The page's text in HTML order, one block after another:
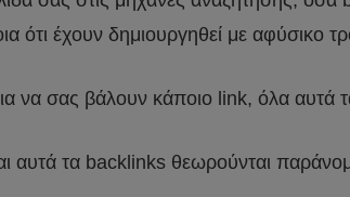
ότι έχουν δημιουργηθεί με αφύσικο
να σας βάλουν κάποιο link, όλα αυτά
αυτά τα backlinks θεωρούνται